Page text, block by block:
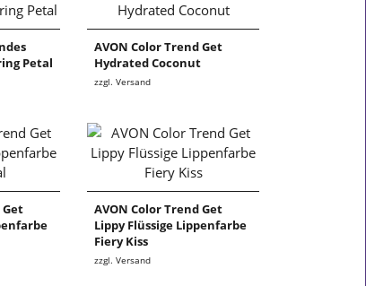
Petal
AVON Color Trend Get
Hydrated Coconut
zzgl. Versand
Get
AVON Color Trend Get
Lippy Flüssige Lippenfarbe
Fiery Kiss
zzgl. Versand